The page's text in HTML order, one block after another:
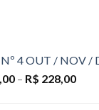
4 OUT / NOV /
– R$ 228,00